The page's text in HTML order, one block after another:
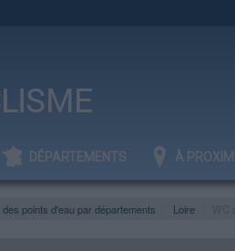
DÉPARTEMENTS À
des points d'eau par départements Loire